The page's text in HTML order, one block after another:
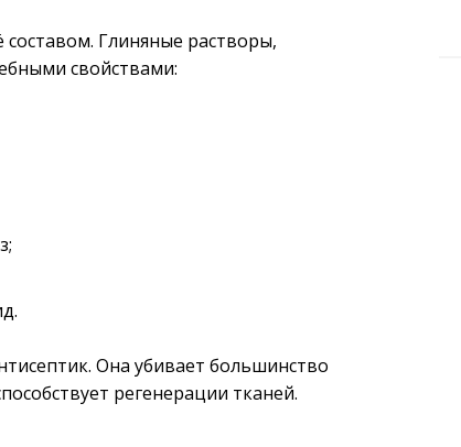
составом. Глиняные растворы,
свойствами:
Она убивает большинство
регенерации тканей.